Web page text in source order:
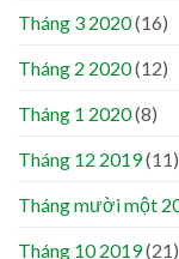
Tháng 3 2020(16)
Tháng 2 2020(12)
Tháng 1 2020(8)
Tháng 12 2019(11)
Tháng mười một
Tháng 10 2019(21)